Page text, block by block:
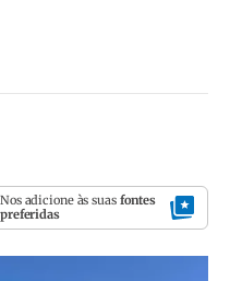
Nos adicione às suas fontes
preferidas